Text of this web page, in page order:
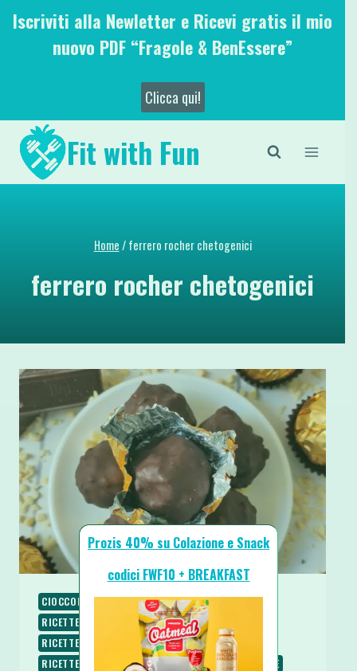
SaltaIscriviti alla Newletter e Ricevi gratis il mio
nuovo PDF “Fragole & BenEssere”
Clicca qui!
Fit with Fun
Home/ ferrero rocher chetogenici
ferrero rocher chetogenici
CIOCCOLATO NATALE
RICETTE
RICETTE CHETOGENICHE
RICETTE DOLCI
RICETTE LOW CARB
RICETTE PROTEICHE
RICETTE SENZA COTTURA
RICETTE SENZA GLUTINE
Prozis 40% su Colazione e Snack
codici FWF10 + BREAKFAST